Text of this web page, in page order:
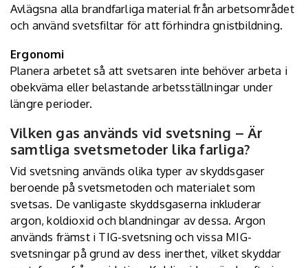
Avlägsna alla brandfarliga material från arbetsområdet
och använd svetsfiltar för att förhindra gnistbildning.
Ergonomi
Planera arbetet så att svetsaren inte behöver arbeta i
obekväma eller belastande arbetsställningar under
längre perioder.
Vilken gas används vid svetsning – Är
samtliga svetsmetoder lika farliga?
Vid svetsning används olika typer av skyddsgaser
beroende på svetsmetoden och materialet som
svetsas. De vanligaste skyddsgaserna inkluderar
argon, koldioxid och blandningar av dessa. Argon
används främst i TIG-svetsning och vissa MIG-
svetsningar på grund av dess inerthet, vilket skyddar